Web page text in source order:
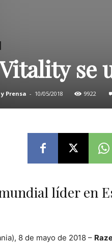
se
Prensa - 10/05/2018 9922
líder en
8 de mayo de 2018 –